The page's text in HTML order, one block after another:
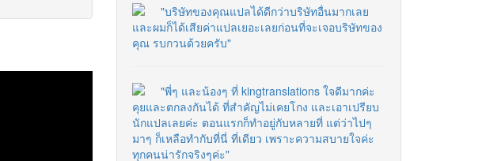
"บริษัทของคุณแปลได้ดีกว่าบริษัทอื่นมากเลย
และผมก็ได้เสียค่าแปลเยอะเลยก่อนที่จะเจอบริษัทของ
คุณ รบกวนด้วยครับ"
"พี่ๆ และน้องๆ ที่ kingtranslations ใจดีมากค่ะ
คุยและตกลงกันได้ ที่สำคัญไม่เคยโกง และเอาเปรียบ
นักแปลเลยค่ะ ตอนแรกก็ทำอยู่กับหลายที่ แต่ว่าไปๆ
มาๆ ก็เหลือทำกับที่นี่ ที่เดียว เพราะความสบายใจค่ะ
ทุกคนน่ารักจริงๆค่ะ"